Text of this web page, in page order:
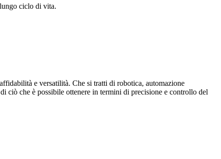
ciclo di vita.
e versatilità. Che si tratti di robotica, automazione
ciò che è possibile ottenere in termini di precisione e controllo del